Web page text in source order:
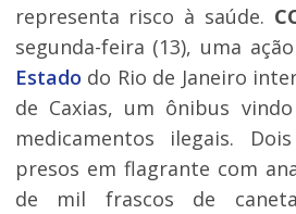
representa risco à saúde.
segunda-feira (13), uma
Estado do Rio de Janeiro
de Caxias, um ônibus
medicamentos ilegais.
presos em flagrante com
de mil frascos de